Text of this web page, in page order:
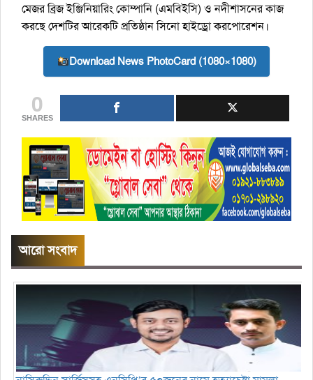
মেজর ব্রিজ ইঞ্জিনিয়ারিং কোম্পানি (এমবিইসি) ও নদীশাসনের কাজ
করছে দেশটির আরেকটি প্রতিষ্ঠান সিনো হাইড্রো করপোরেশন।
Download News PhotoCard (1080×1080)
0
SHARES
আরো সংবাদ